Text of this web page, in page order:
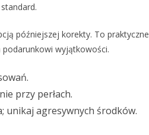
późniejszej korekty. To praktyczne
wyjątkowości.
przy perłach.
unikaj agresywnych środków.